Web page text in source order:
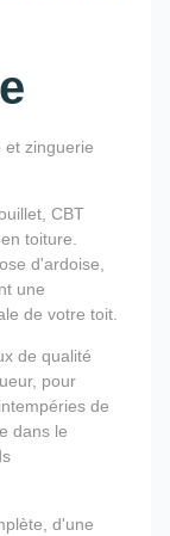
et zinguerie
CBT
toiture.
d'ardoise,
une
de votre toit.
de qualité
pour
de
dans le
d'une